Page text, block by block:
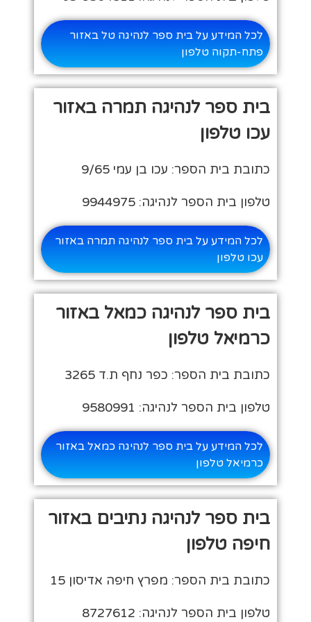
לכל המידע על בית ספר לנהיגה טל באזור
פתח-תקוה טלפון
בית ספר לנהיגה תמרה באזור
עכו טלפון
כתובת בית הספר: עכו בן עמי 9/65
טלפון בית הספר לנהיגה: 9944975
לכל המידע על בית ספר לנהיגה תמרה באזור
עכו טלפון
בית ספר לנהיגה כמאל באזור
כרמיאל טלפון
כתובת בית הספר: כפר נחף ת.ד 3265
טלפון בית הספר לנהיגה: 9580991
לכל המידע על בית ספר לנהיגה כמאל באזור
כרמיאל טלפון
בית ספר לנהיגה נתיבים באזור
חיפה טלפון
כתובת בית הספר: מפרץ חיפה אדיסון 15
טלפון בית הספר לנהיגה: 8727612